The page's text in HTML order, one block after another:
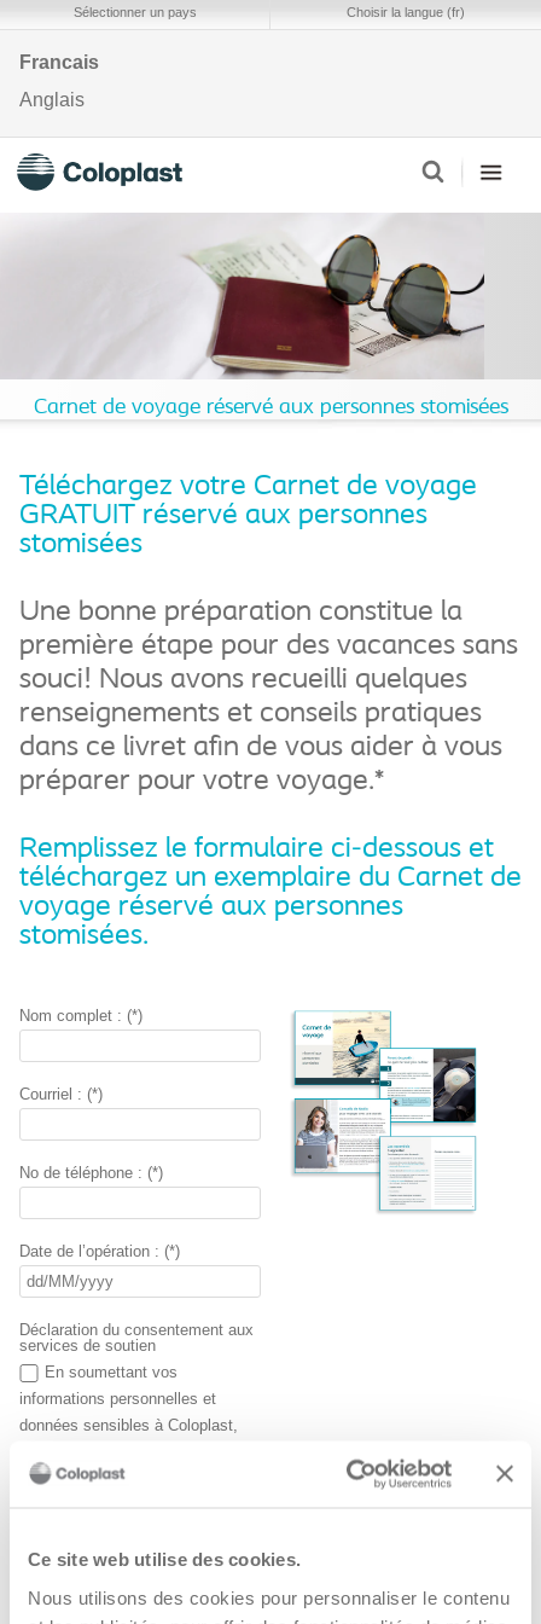
Ce site web utilise des cookies.
Nous utilisons des cookies pour personnaliser le contenu
Sélectionner un pays Choisir la langue (fr)
Francais
Anglais
Carnet de voyage réservé aux personnes stomisées
Téléchargez votre Carnet de voyage
GRATUIT réservé aux personnes
stomisées
Une bonne préparation constitue la
première étape pour des vacances sans
souci! Nous avons recueilli quelques
renseignements et conseils pratiques
dans ce livret afin de vous aider à vous
préparer pour votre voyage.*
Remplissez le formulaire ci-dessous et
téléchargez un exemplaire du Carnet de
voyage réservé aux personnes
stomisées.
Nom complet : (*)
Courriel : (*)
No de téléphone : (*)
Date de l’opération : (*)
Déclaration du consentement aux
services de soutien
En soumettant vos
informations personnelles et
données sensibles à Coloplast,
Coloplast Canada traite et stocke
conseils révisés en soins de